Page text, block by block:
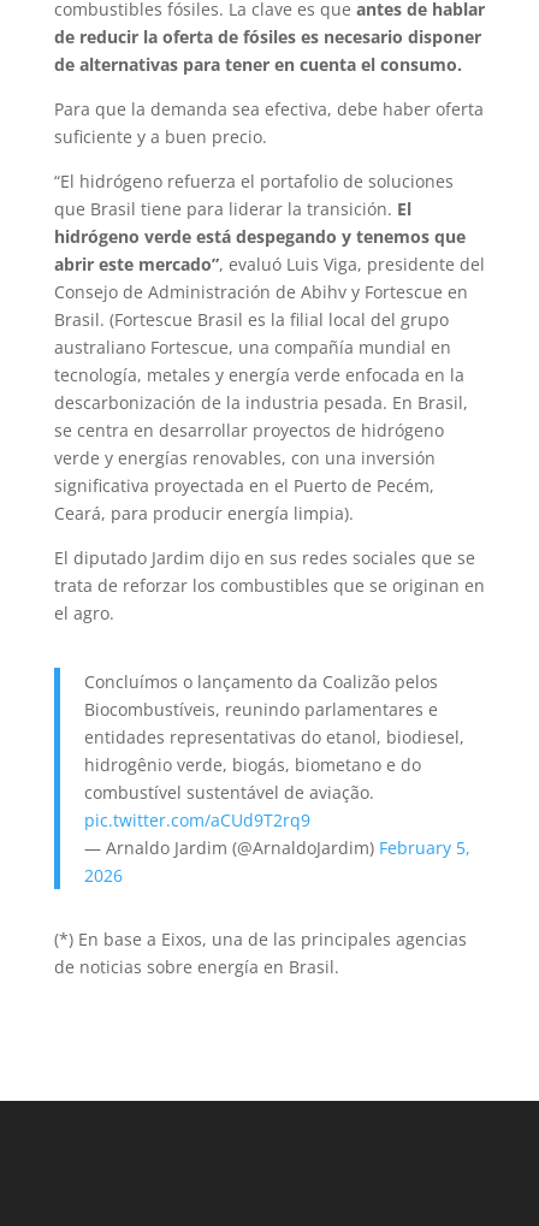
combustibles fósiles. La clave es que antes de hablar
de reducir la oferta de fósiles es necesario disponer
de alternativas para tener en cuenta el consumo.
Para que la demanda sea efectiva, debe haber oferta
suficiente y a buen precio.
“El hidrógeno refuerza el portafolio de soluciones
que Brasil tiene para liderar la transición. El
hidrógeno verde está despegando y tenemos que
abrir este mercado”, evaluó Luis Viga, presidente del
Consejo de Administración de Abihv y Fortescue en
Brasil. (Fortescue Brasil es la filial local del grupo
australiano Fortescue, una compañía mundial en
tecnología, metales y energía verde enfocada en la
descarbonización de la industria pesada. En Brasil,
se centra en desarrollar proyectos de hidrógeno
verde y energías renovables, con una inversión
significativa proyectada en el Puerto de Pecém,
Ceará, para producir energía limpia).
El diputado Jardim dijo en sus redes sociales que se
trata de reforzar los combustibles que se originan en
el agro.
Concluímos o lançamento da Coalizão pelos
Biocombustíveis, reunindo parlamentares e
entidades representativas do etanol, biodiesel,
hidrogênio verde, biogás, biometano e do
combustível sustentável de aviação.
pic.twitter.com/aCUd9T2rq9
— Arnaldo Jardim (@ArnaldoJardim) February 5,
2026
(*) En base a Eixos, una de las principales agencias
de noticias sobre energía en Brasil.